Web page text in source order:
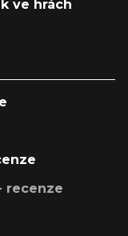
ve hrách
recenze